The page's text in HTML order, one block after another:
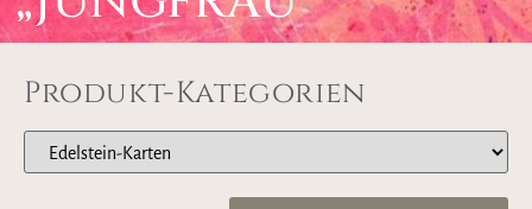
Produkt-Kategorien